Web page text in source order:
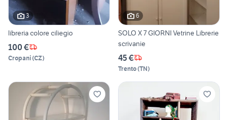
3
libreria colore ciliegio
100 €
Cropani(CZ)
6
SOLO X 7 GIORNI Vetrine Librerie
scrivanie
45 €
Trento(TN)